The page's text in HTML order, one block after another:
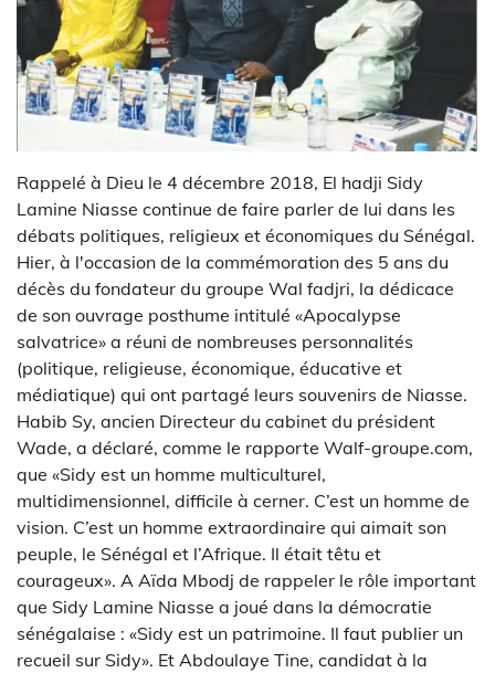
Rappelé à Dieu le 4 décembre 2018, El hadji Sidy
Lamine Niasse continue de faire parler de lui dans les
débats politiques, religieux et économiques du Sénégal.
Hier, à l'occasion de la commémoration des 5 ans du
décès du fondateur du groupe Wal fadjri, la dédicace
de son ouvrage posthume intitulé «Apocalypse
salvatrice» a réuni de nombreuses personnalités
(politique, religieuse, économique, éducative et
médiatique) qui ont partagé leurs souvenirs de Niasse.
Habib Sy, ancien Directeur du cabinet du président
Wade, a déclaré, comme le rapporte Walf-groupe.com,
que «Sidy est un homme multiculturel,
multidimensionnel, difficile à cerner. C’est un homme de
vision. C’est un homme extraordinaire qui aimait son
peuple, le Sénégal et l’Afrique. Il était têtu et
courageux». A Aïda Mbodj de rappeler le rôle important
que Sidy Lamine Niasse a joué dans la démocratie
sénégalaise : «Sidy est un patrimoine. Il faut publier un
recueil sur Sidy». Et Abdoulaye Tine, candidat à la